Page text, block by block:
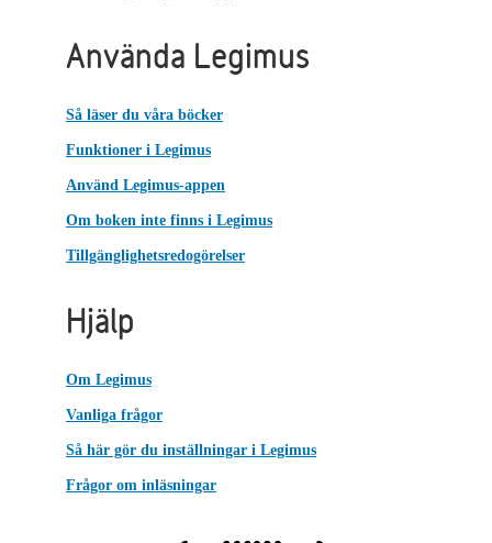
Använda Legimus
Så läser du våra böcker
Funktioner i Legimus
Använd Legimus-appen
Om boken inte finns i Legimus
Tillgänglighetsredogörelser
Hjälp
Om Legimus
Vanliga frågor
Så här gör du inställningar i Legimus
Frågor om inläsningar